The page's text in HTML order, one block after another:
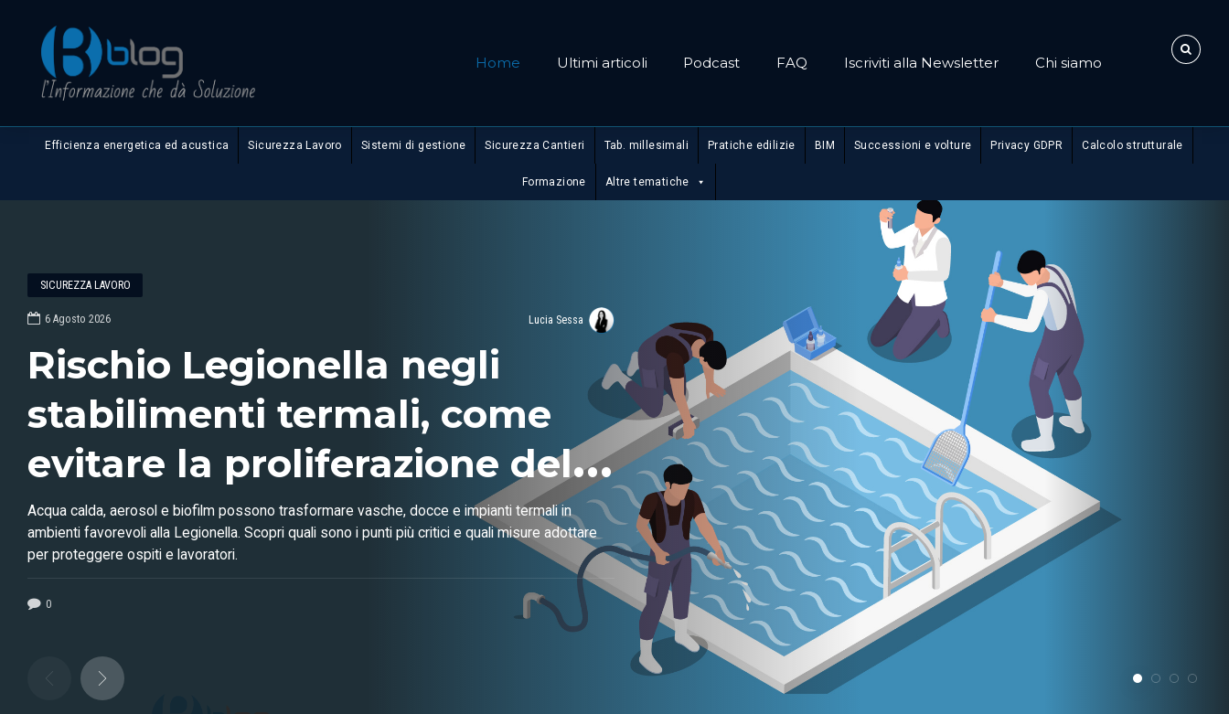
Home Ultimi articoli Podcast FAQ Iscriviti alla Newsletter Chi siamo
Efficienza energetica ed acustica Sicurezza Lavoro Sistemi di gestione Sicurezza Cantieri Tab. millesimali Pratiche edilizie BIM Successioni e volture Privacy GDPR Calcolo strutturale
Formazione Altre tematiche
SICUREZZA LAVORO
6 Agosto 2026 Lucia Sessa
Rischio Legionella negli
stabilimenti termali, come
evitare la proliferazione del
batterio?
Acqua calda, aerosol e biofilm possono trasformare vasche, docce e impianti termali in
ambienti favorevoli alla Legionella. Scopri quali sono i punti più critici e quali misure adottare
per proteggere ospiti e lavoratori.
0